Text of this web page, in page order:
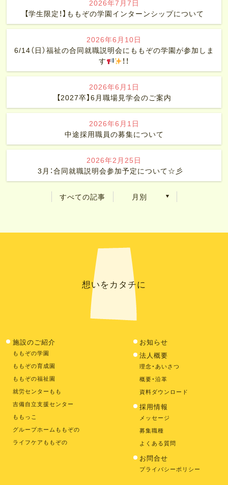
2026年7月7日
【学生限定！】ももぞの学園インターンシップについて
2026年6月10日
6/14（日）福祉の合同就職説明会にももぞの学園が参加しま
す
！！
2026年6月1日
【2027卒】6月職場見学会のご案内
2026年6月1日
中途採用職員の募集について
2026年2月25日
3月：合同就職説明会参加予定について☆彡
すべての記事 月別
想いをカタチに
施設のご紹介
ももぞの学園
ももぞの育成園
ももぞの福祉園
就労センターもも
吉備自立支援センター
ももっこ
グループホームももぞの
ライフケアももぞの
お知らせ
法人概要
理念・あいさつ
概要・沿革
資料ダウンロード
採用情報
メッセージ
募集職種
よくある質問
お問合せ
プライバシーポリシー